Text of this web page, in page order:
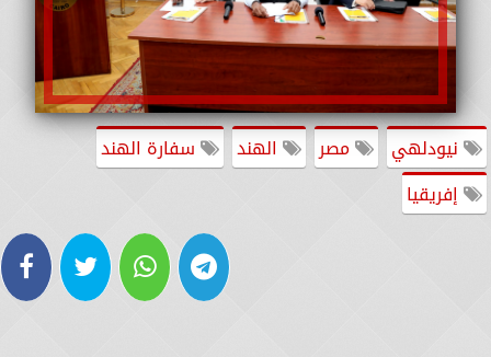
نيودلهي مصر الهند
سفارة الهند
إفريقيا